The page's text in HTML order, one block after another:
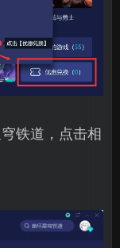
铁道，点击相